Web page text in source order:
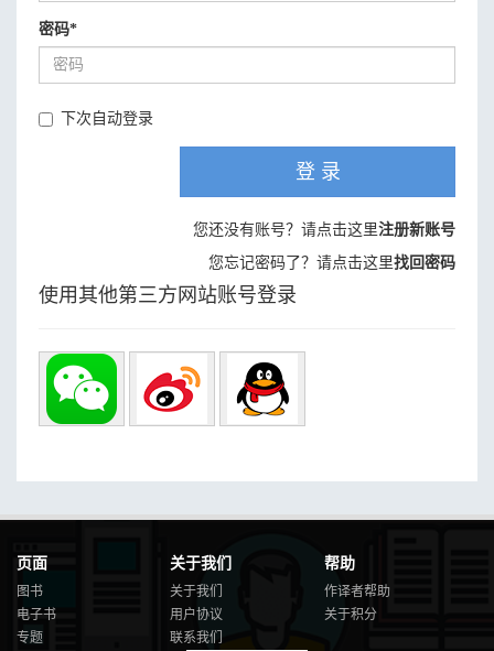
密码*
下次自动登录
登 录
您还没有账号？请点击这里注册新账号
您忘记密码了？请点击这里找回密码
使用其他第三方网站账号登录
页面
图书
电子书
专题
关于我们
关于我们
用户协议
联系我们
帮助
作译者帮助
关于积分